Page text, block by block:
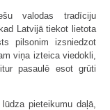
valodas tradīciju
Latvijā tiekot lietota
pilsonim izsniedzot
viņa izteica viedokli,
pasaulē esot grūti
pieteikumu daļā,